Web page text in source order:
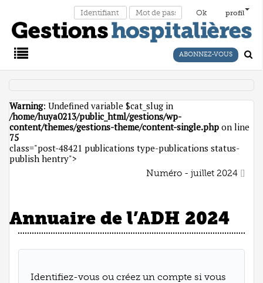
profil
Menu
ABONNEZ-VOUS
Warning: Undefined variable $cat_slug in
/home/huya0213/public_html/gestions/wp-
content/themes/gestions-theme/content-single.php on line
75
class="post-48421 publications type-publications status-
publish hentry">
Numéro - juillet 2024
Annuaire de l’ADH 2024
Identifiez-vous ou créez un compte si vous